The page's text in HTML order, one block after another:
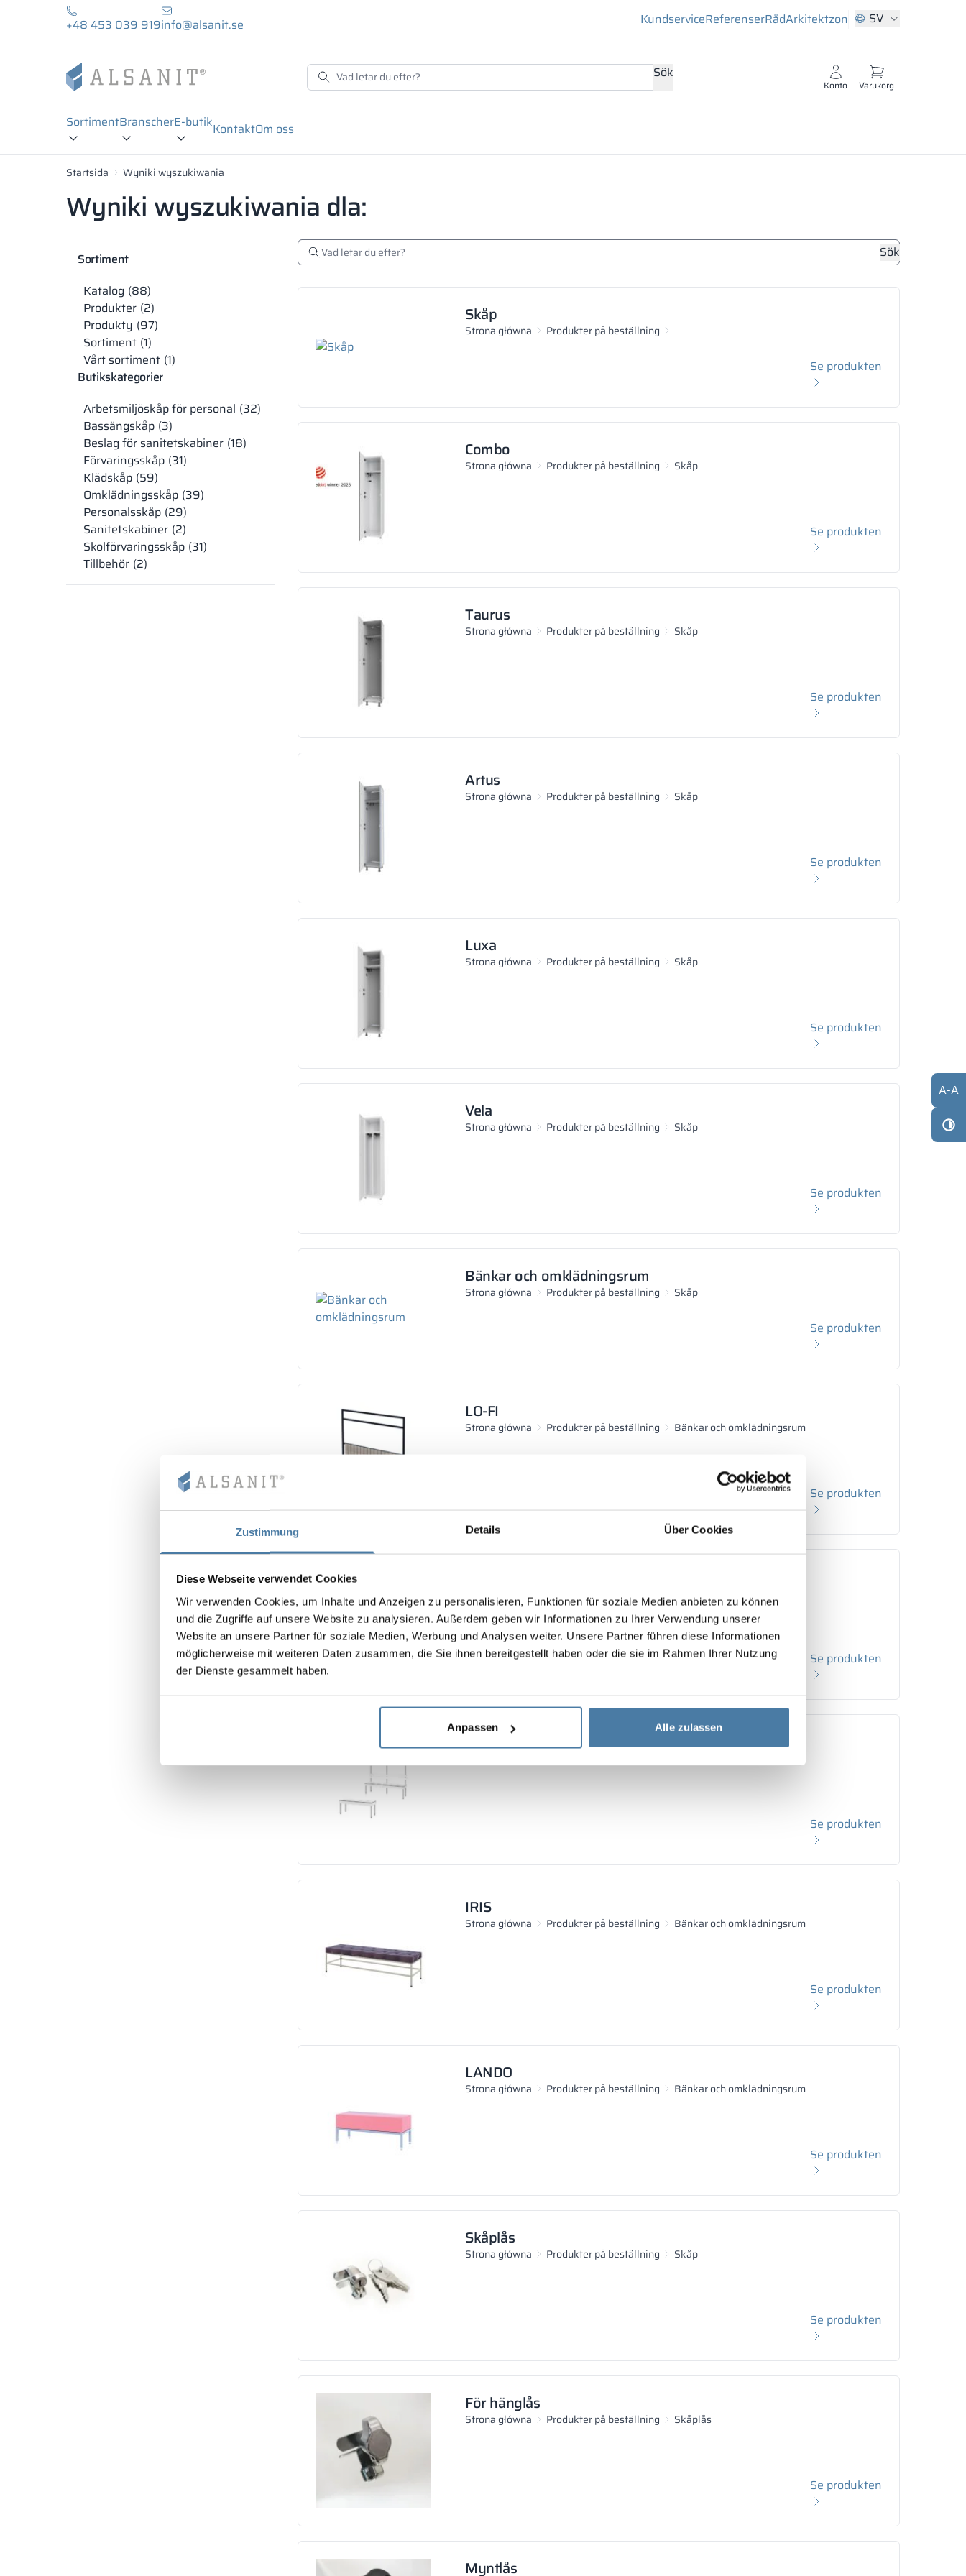
Zustimmung Details Über Cookies
Diese Webseite verwendet Cookies
Wir verwenden Cookies, um Inhalte und Anzeigen zu personalisieren, Funktionen für soziale Medien anbieten zu können
und die Zugriffe auf unsere Website zu analysieren. Außerdem geben wir Informationen zu Ihrer Verwendung unserer
Website an unsere Partner für soziale Medien, Werbung und Analysen weiter. Unsere Partner führen diese Informationen
möglicherweise mit weiteren Daten zusammen, die Sie ihnen bereitgestellt haben oder die sie im Rahmen Ihrer Nutzung
der Dienste gesammelt haben.
Anpassen Alle zulassen
+48 453 039 919info@alsanit.se KundserviceReferenserRådArkitektzon SV
Sök
Konto Varukorg
SortimentBranscherE-butikKontaktOm oss
Startsida Wyniki wyszukiwania
Wyniki wyszukiwania dla:
Sortiment
Katalog 88
Produkter 2
Produkty 97
Sortiment 1
Vårt sortiment 1
Butikskategorier
Arbetsmiljöskåp för personal 32
Bassängskåp 3
Beslag för sanitetskabiner 18
Förvaringsskåp 31
Klädskåp 59
Omklädningsskåp 39
Personalsskåp 29
Sanitetskabiner 2
Skolförvaringsskåp 31
Tillbehör 2
Sök
Skåp
Strona główna Produkter på beställning
Se produkten
Combo
Strona główna Produkter på beställning Skåp
Se produkten
Taurus
Strona główna Produkter på beställning Skåp
Se produkten
Artus
Strona główna Produkter på beställning Skåp
Se produkten
Luxa
Strona główna Produkter på beställning Skåp
Se produkten
Vela
Strona główna Produkter på beställning Skåp
Se produkten
Bänkar och omklädningsrum
Strona główna Produkter på beställning Skåp
Se produkten
LO-FI
Strona główna Produkter på beställning Bänkar och omklädningsrum
Se produkten
Se produkten
PRO-FI
Se produkten
IRIS
Strona główna Produkter på beställning Bänkar och omklädningsrum
Se produkten
LANDO
Strona główna Produkter på beställning Bänkar och omklädningsrum
Se produkten
Skåplås
Strona główna Produkter på beställning Skåp
Se produkten
För hänglås
Strona główna Produkter på beställning Skåplås
Se produkten
Myntlås
A-A